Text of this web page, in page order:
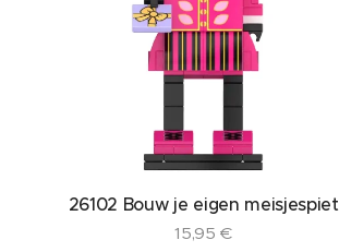
26102 Bouw je eigen meisjespiet
15,95 €